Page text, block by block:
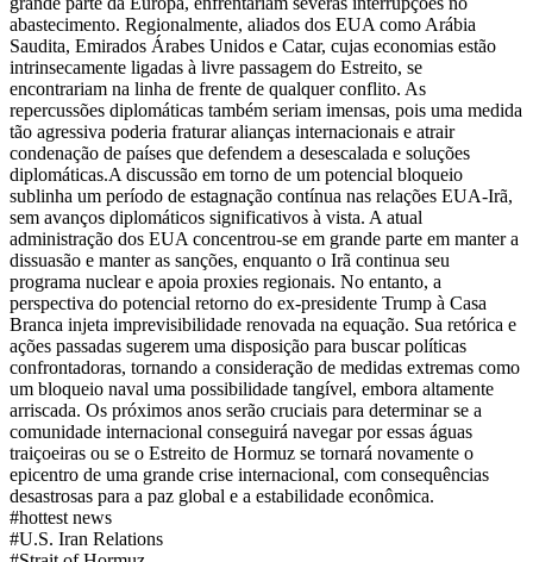
abastecimento. Regionalmente, aliados dos EUA como Arábia
Saudita, Emirados Árabes Unidos e Catar, cujas economias estão
intrinsecamente ligadas à livre passagem do Estreito, se
encontrariam na linha de frente de qualquer conflito. As
repercussões diplomáticas também seriam imensas, pois uma medida
tão agressiva poderia fraturar alianças internacionais e atrair
condenação de países que defendem a desescalada e soluções
diplomáticas.A discussão em torno de um potencial bloqueio
sublinha um período de estagnação contínua nas relações EUA-Irã,
sem avanços diplomáticos significativos à vista. A atual
administração dos EUA concentrou-se em grande parte em manter a
dissuasão e manter as sanções, enquanto o Irã continua seu
programa nuclear e apoia proxies regionais. No entanto, a
perspectiva do potencial retorno do ex-presidente Trump à Casa
Branca injeta imprevisibilidade renovada na equação. Sua retórica e
ações passadas sugerem uma disposição para buscar políticas
confrontadoras, tornando a consideração de medidas extremas como
um bloqueio naval uma possibilidade tangível, embora altamente
arriscada. Os próximos anos serão cruciais para determinar se a
comunidade internacional conseguirá navegar por essas águas
traiçoeiras ou se o Estreito de Hormuz se tornará novamente o
epicentro de uma grande crise internacional, com consequências
desastrosas para a paz global e a estabilidade econômica.
#hottest news
#U.S. Iran Relations